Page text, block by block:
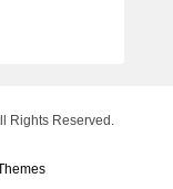
Rights Reserved.